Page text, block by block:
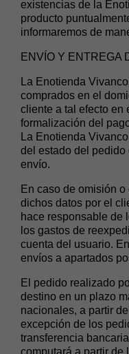
existencias de la
producto
informaremos de
ENVÍO Y ENTREGA
La Enotienda
comprados en el
cliente a tal efecto en
formalización del
La Enotienda
del estado del pedido
envío.
En caso de omisión
dichos datos por el
hace responsable de
los gastos de
cuenta del usuario.
envíos a apartados
El pedido realizado
destino en un plazo
nacionales, a partir
excepción de los
transferencia